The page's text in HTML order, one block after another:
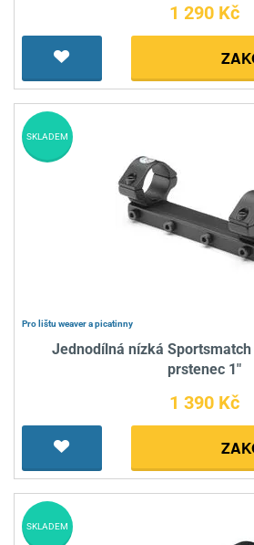
1 290 Kč
Pro lištu weaver a picatinny
Jednodílná nízká Sportsmatch
prstenec 1"
1 390 Kč
SKLADEM
SKLADEM